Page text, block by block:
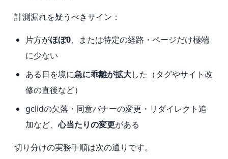
計測漏れを疑うべきサイン：
片方がほぼ0、または特定の経路・ページだけ極端
に少ない
ある日を境に急に乖離が拡大した（タグやサイト改
修の直後など）
gclidの欠落・同意バナーの変更・リダイレクト追
加など、心当たりの変更がある
切り分けの実務手順は次の通りです。